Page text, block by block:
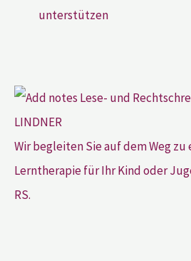
unterstützen
Wir begleiten Sie auf dem Weg
Lerntherapie für Ihr Kind oder
RS.